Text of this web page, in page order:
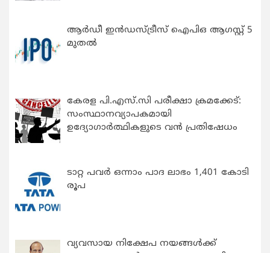
ആർഡീ ഇൻഡസ്ട്രീസ് ഐപിഒ ആഗസ്റ്റ് 5
മുതൽ
കേരള പി.എസ്.സി പരീക്ഷാ ക്രമക്കേട്:
സംസ്ഥാനവ്യാപകമായി
ഉദ്യോഗാര്‍ത്ഥികളുടെ വന്‍ പ്രതിഷേധം
ടാറ്റ പവർ ഒന്നാം പാദ ലാഭം 1,401 കോടി
രൂപ
വ്യവസായ നിക്ഷേപ നയങ്ങള്‍ക്ക്